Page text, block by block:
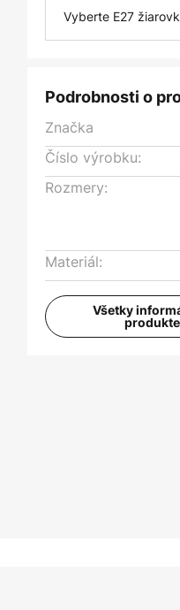
Vyberte E27
Podrobnosti o
Značka
Číslo výrobku:
Rozmery:
Materiál:
Všetky
produkte